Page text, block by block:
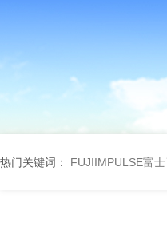
热门关键词： FUJIIMPULSE富